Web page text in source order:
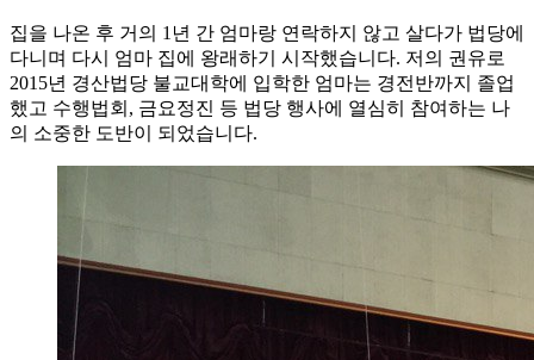
집을 나온 후 거의 1년 간 엄마랑 연락하지 않고 살다가 법당에
다니며 다시 엄마 집에 왕래하기 시작했습니다. 저의 권유로
2015년 경산법당 불교대학에 입학한 엄마는 경전반까지 졸업
했고 수행법회, 금요정진 등 법당 행사에 열심히 참여하는 나
의 소중한 도반이 되었습니다.